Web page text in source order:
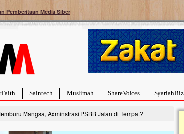
Pemberitaan Media Siber
Saintech Muslimah ShareVoices SyariahBiz
Mangsa, Adminstrasi PSBB Jalan di Tempat?